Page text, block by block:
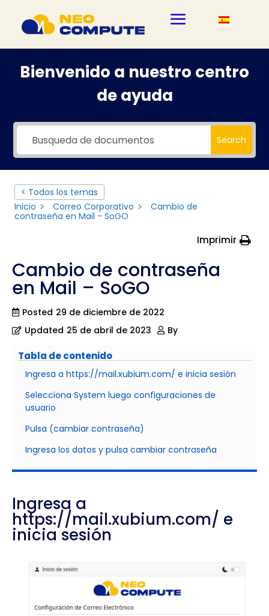
Bienvenido a nuestro centro
de ayuda
Search
< Todos los temas
Inicio
Correo Corporativo
Cambio de
contraseña en Mail - SoGO
Imprimir
Cambio de contraseña
en Mail – SoGO
Posted 29 de diciembre de 2022
Updated 25 de abril de 2023 By
Tabla de contenido
Ingresa a https://mail.xubium.com/ e inicia sesión
Selecciona System luego configuraciones de
usuario
Pulsa (cambiar contraseña)
Ingresa los datos y pulsa cambiar contraseña
Ingresa a
https://mail.xubium.com/ e
inicia sesión